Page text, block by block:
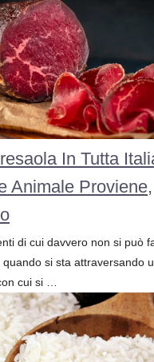
In Tutta
Animale Proviene,
di cui davvero non si può
quando si sta attraversando
cui si …